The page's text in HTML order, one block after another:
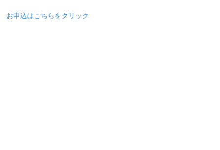
お申込はこちらをクリック